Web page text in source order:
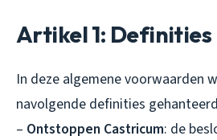
Artikel 1: Definities
In deze algemene voorwaarden
navolgende definities
– Ontstoppen Castricum: de